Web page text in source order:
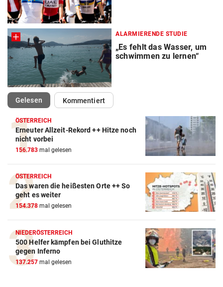
ALARMIERENDE STUDIE
„Es fehlt das Wasser, um
schwimmen zu lernen“
Gelesen(ausgewählt)Kommentiert
ÖSTERREICH
Erneuter Allzeit-Rekord ++ Hitze noch
nicht vorbei
156.783 mal gelesen
ÖSTERREICH
Das waren die heißesten Orte ++ So
geht es weiter
154.378 mal gelesen
NIEDERÖSTERREICH
500 Helfer kämpfen bei Gluthitze
gegen Inferno
137.257 mal gelesen
Action-Cam Vergleich
ZUM VERGLEICH
Crosstrainer Vergleich
ZUM VERGLEICH
E-Bike Vergleich
ZUM VERGLEICH
Elektro-Scooter Vergleich
ZUM VERGLEICH